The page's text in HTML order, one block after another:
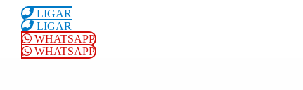
LIGAR
LIGAR
WHATSAPP
WHATSAPP